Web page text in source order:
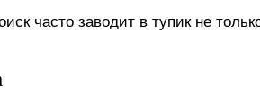
часто заводит в тупик не